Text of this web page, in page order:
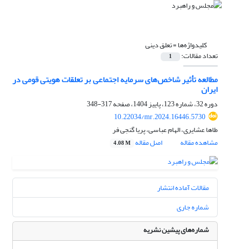
کلیدواژه‌ها =تعلق دینی
تعداد مقالات: 1
مطالعه تأثیر شاخص‌های سرمایه اجتماعی بر تعلقات هویتی قومی در
ایران
دوره 32، شماره 123، پاییز 1404، صفحه
317-348
10.22034/mr.2024.16446.5730
طاها عشایری، الهام عباسی، پریا گنجی فر
مشاهده مقاله
اصل مقاله 4.08 M
مقالات آماده انتشار
شماره جاری
شماره‌های پیشین نشریه